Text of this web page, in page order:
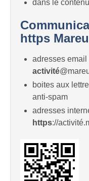
dans le
https
adresses email
activité
boites aux
anti-spam
adresses
https://